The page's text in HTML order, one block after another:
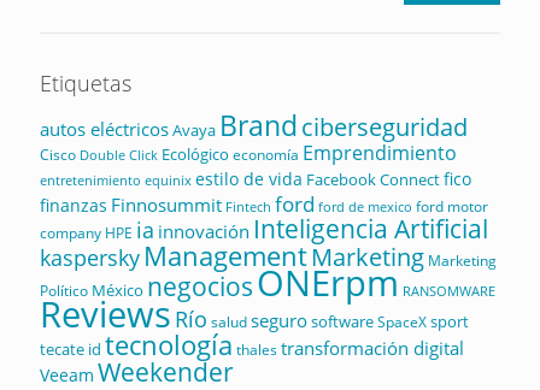
Etiquetas
autos eléctricosAvaya Brandciberseguridad
Cisco Double Click Ecológico economía Emprendimiento
entretenimiento equinix estilo de vida Facebook Connectfico
finanzas Finnosummit Fintech ford ford de mexico ford motor
company HPE ia innovación Inteligencia Artificial
kaspersky ManagementMarketing Marketing
Político México negociosONErpm RANSOMWARE
Reviews Río saludsegurosoftwareSpaceXsport
tecate id tecnología thalestransformación digital
Veeam Weekender